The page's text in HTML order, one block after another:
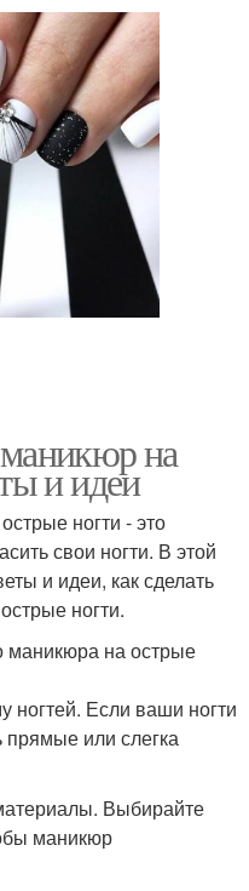
на
и идеи
ногти - это
свои ногти. В этой
и идеи, как сделать
ногти.
маникюра на острые
ногтей. Если ваши ногти
прямые или слегка
Выбирайте
маникюр